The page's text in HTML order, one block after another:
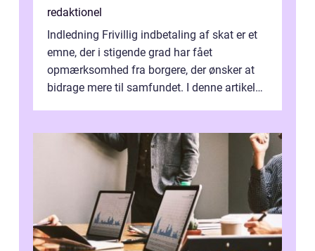
redaktionel
Indledning Frivillig indbetaling af skat er et
emne, der i stigende grad har fået
opmærksomhed fra borgere, der ønsker at
bidrage mere til samfundet. I denne artikel